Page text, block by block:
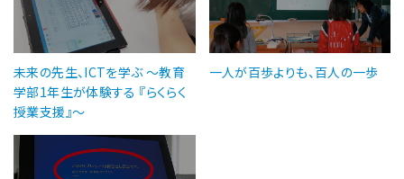
未来の先生、ICTを学ぶ 〜教育
学部1年生が体験する 『らくらく
授業支援』〜
一人が百歩よりも、百人の一歩